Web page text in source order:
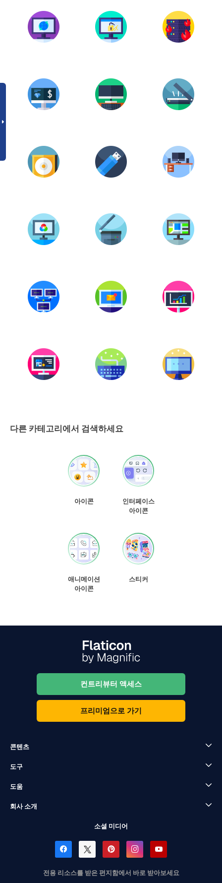
다른 카테고리에서 검색하세요
아이콘
인터페이스
아이콘
애니메이션
아이콘
스티커
컨트리뷰터 액세스
프리미엄으로 가기
콘텐츠
도구
도움
회사 소개
소셜 미디어
전용 리소스를 받은 편지함에서 바로 받아보세요